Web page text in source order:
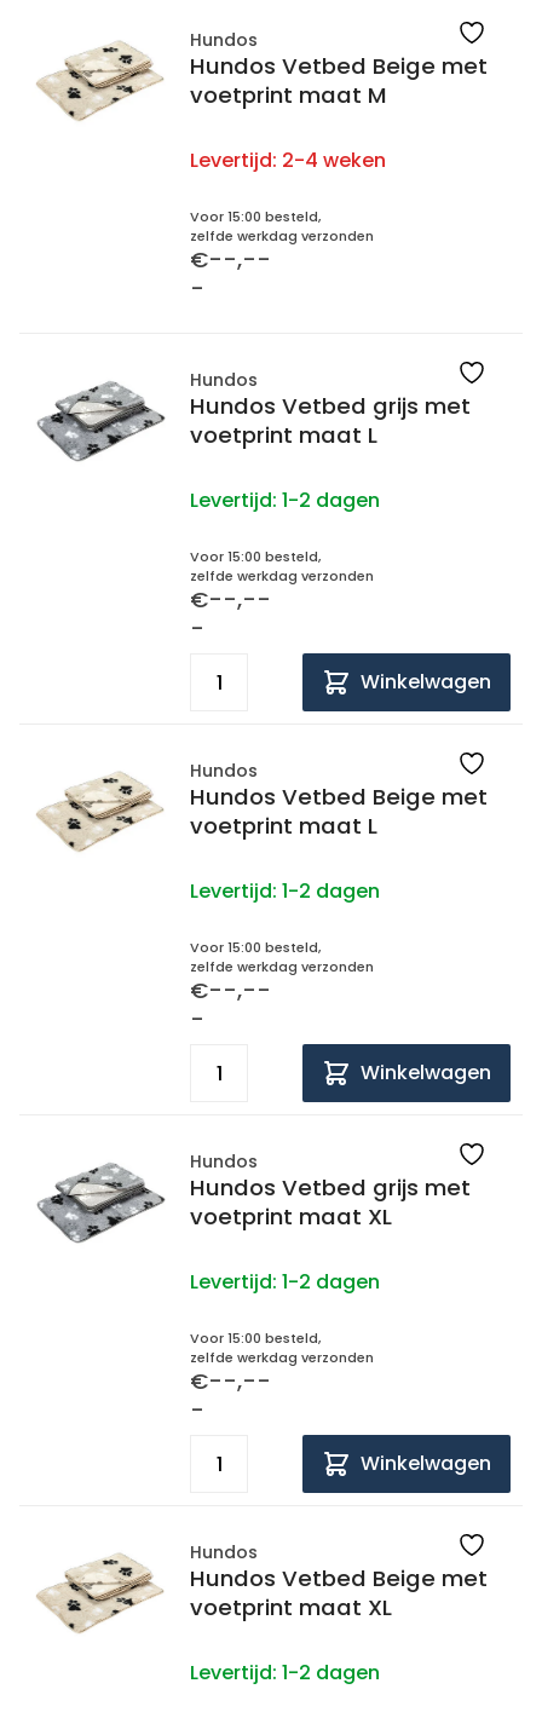
Hundos
Hundos Vetbed Beige met
voetprint maat M
Levertijd: 2-4 weken
Voor 15:00 besteld,
zelfde werkdag verzonden
€--,--
-
Hundos
Hundos Vetbed grijs met
voetprint maat L
Levertijd: 1-2 dagen
Voor 15:00 besteld,
zelfde werkdag verzonden
€--,--
-
Winkelwagen
Hundos
Hundos Vetbed Beige met
voetprint maat L
Levertijd: 1-2 dagen
Voor 15:00 besteld,
zelfde werkdag verzonden
€--,--
-
Winkelwagen
Hundos
Hundos Vetbed grijs met
voetprint maat XL
Levertijd: 1-2 dagen
Voor 15:00 besteld,
zelfde werkdag verzonden
€--,--
-
Winkelwagen
Hundos
Hundos Vetbed Beige met
voetprint maat XL
Levertijd: 1-2 dagen